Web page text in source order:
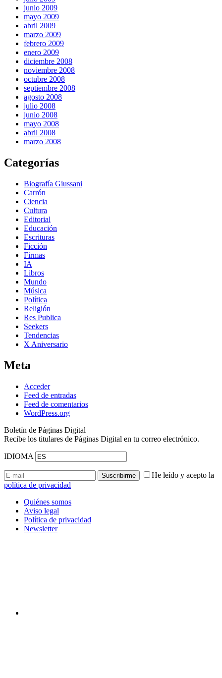
junio 2009
mayo 2009
abril 2009
marzo 2009
febrero 2009
enero 2009
diciembre 2008
noviembre 2008
octubre 2008
septiembre 2008
agosto 2008
julio 2008
junio 2008
mayo 2008
abril 2008
marzo 2008
Categorías
Biografía Giussani
Carrón
Ciencia
Cultura
Editorial
Educación
Escrituras
Ficción
Firmas
IA
Libros
Mundo
Música
Política
Religión
Res Publica
Seekers
Tendencias
X Aniversario
Meta
Acceder
Feed de entradas
Feed de comentarios
WordPress.org
Boletín de Páginas Digital
Recibe los titulares de Páginas Digital en tu correo electrónico.
IDIOMA
He leído y acepto la
política de privacidad
Quiénes somos
Aviso legal
Política de privacidad
Newsletter